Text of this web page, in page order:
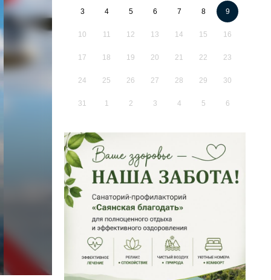
3 4 5 6 7 8 9
10 11 12 13 14 15 16
17 18 19 20 21 22 23
24 25 26 27 28 29 30
31 1 2 3 4 5 6